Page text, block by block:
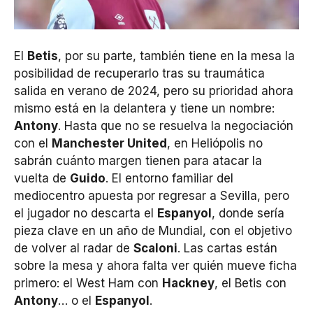
El Betis, por su parte, también tiene en la mesa la
posibilidad de recuperarlo tras su traumática
salida en verano de 2024, pero su prioridad ahora
mismo está en la delantera y tiene un nombre:
Antony. Hasta que no se resuelva la negociación
con el Manchester United, en Heliópolis no
sabrán cuánto margen tienen para atacar la
vuelta de Guido. El entorno familiar del
mediocentro apuesta por regresar a Sevilla, pero
el jugador no descarta el Espanyol, donde sería
pieza clave en un año de Mundial, con el objetivo
de volver al radar de Scaloni. Las cartas están
sobre la mesa y ahora falta ver quién mueve ficha
primero: el West Ham con Hackney, el Betis con
Antony… o el Espanyol.